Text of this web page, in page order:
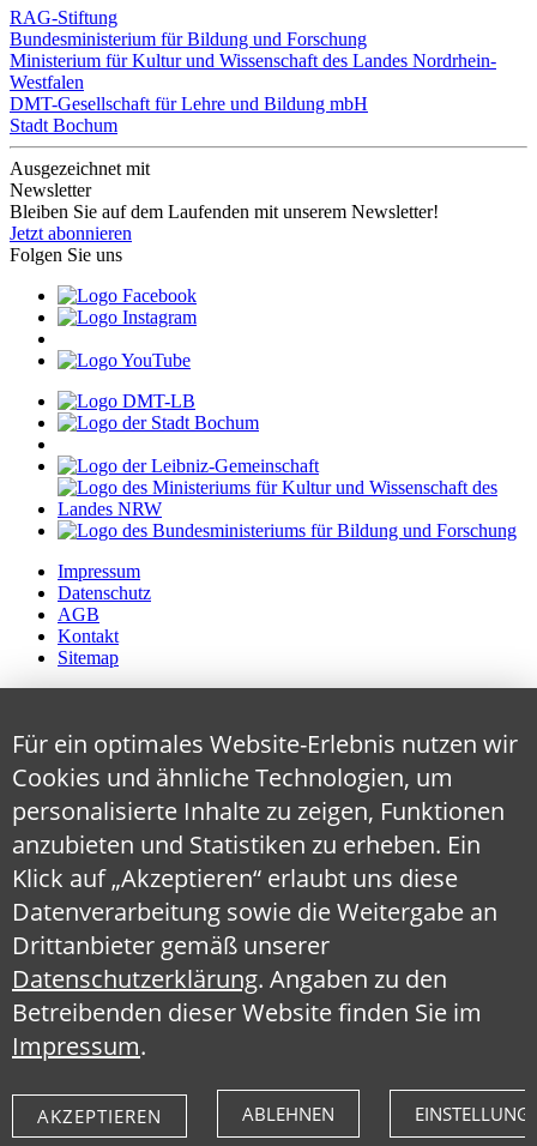
RAG-Stiftung
Bundesministerium für Bildung und Forschung
Ministerium für Kultur und Wissenschaft des Landes Nordrhein-
Westfalen
DMT-Gesellschaft für Lehre und Bildung mbH
Stadt Bochum
Ausgezeichnet mit
Newsletter
Bleiben Sie auf dem Laufenden mit unserem Newsletter!
Jetzt abonnieren
Folgen Sie uns
Impressum
Datenschutz
AGB
Kontakt
Sitemap
Für ein optimales Website-Erlebnis nutzen wir
Cookies und ähnliche Technologien, um
personalisierte Inhalte zu zeigen, Funktionen
anzubieten und Statistiken zu erheben. Ein
Klick auf „Akzeptieren“ erlaubt uns diese
Datenverarbeitung sowie die Weitergabe an
Drittanbieter gemäß unserer
Datenschutzerklärung. Angaben zu den
Betreibenden dieser Website finden Sie im
Impressum.
ABLEHNEN
AKZEPTIEREN